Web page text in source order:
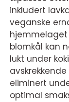
inkludert
veganske
hjemmelaget
blomkål kan
lukt under
eliminert
optimal